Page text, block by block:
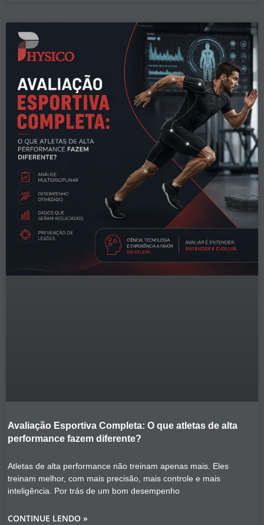
Avaliação Esportiva Completa: O que atletas de alta
performance fazem diferente?
Atletas de alta performance não treinam apenas mais. Eles
treinam melhor, com mais precisão, mais controle e mais
inteligência. Por trás de um bom desempenho
CONTINUE LENDO »